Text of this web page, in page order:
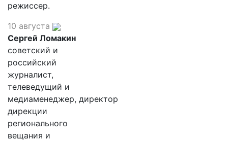
режиссер.
10 августа
Сергей Ломакин
советский и
российский
журналист,
телеведущий и
медиаменеджер, директор
дирекции
регионального
вещания и